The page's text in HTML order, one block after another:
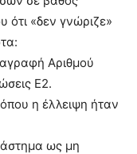
ότι «δεν γνώριζε»
Αριθμού
Ε2.
η έλλειψη ήταν
ως μη